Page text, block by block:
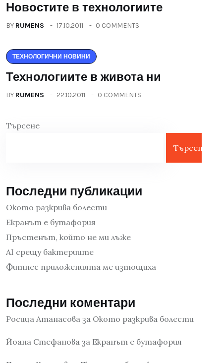
Новостите в технологиите
BY RUMENS 17.10.2011 0 COMMENTS
ТЕХНОЛОГИЧНИ НОВИНИ
Технологиите в живота ни
BY RUMENS 22.10.2011 0 COMMENTS
Търсене
Търсене
Последни публикации
Окото разкрива болести
Екранът е бутафория
Пръстенът, който не ми лъже
AI срещу бактериите
Фитнес приложенията ме изтощиха
Последни коментари
Росица Атанасова за Окото разкрива болести
Йоана Стефанова за Екранът е бутафория